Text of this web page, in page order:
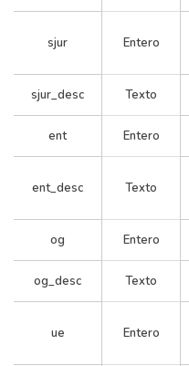
sjur Entero
sjur_desc Texto
ent Entero
ent_desc Texto
og Entero
og_desc Texto
ue Entero